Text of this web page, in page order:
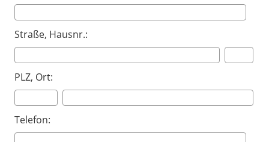
Straße, Hausnr.:
PLZ, Ort:
Telefon: